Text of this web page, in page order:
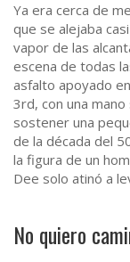
Ya era cerca de
que se alejaba
vapor de las
escena de todas
asfalto apoyado
3rd, con una
sostener una
de la década del
la figura de un
Dee solo atinó a
No quiero